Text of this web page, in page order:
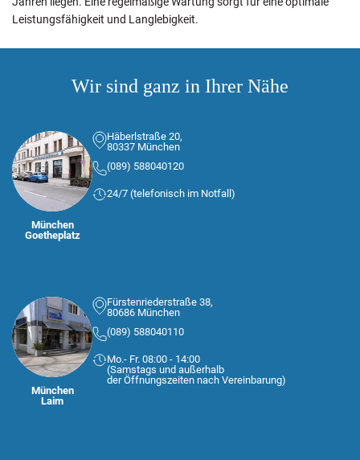
Leistungsfähigkeit und Langlebigkeit.
Wir sind ganz in Ihrer Nähe
München
Goetheplatz
Häberlstraße 20,
80337 München
(089) 588040120
24/7 (telefonisch im Notfall)
München
Laim
Fürstenriederstraße 38,
80686 München
(089) 588040110
Mo.- Fr. 08:00 - 14:00
(Samstags und außerhalb
der Öffnungszeiten nach Vereinbarung)